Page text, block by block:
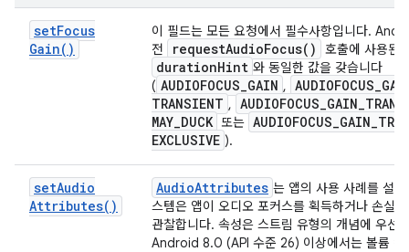
setFocus
Gain( )
이 필드는 모든 요청에서 필수사항입니다.
전
requestAudioFocus( ) 호출에 사용된
durationHint 와 동일한 값을 갖습니다
( AUDIOFOCUS_GAIN , AUDIOFOCUS_
TRANSIENT , AUDIOFOCUS_GAIN_
MAY_DUCK 또는 AUDIOFOCUS_GAIN_
EXCLUSIVE ).
setAudio
Attributes( )
AudioAttributes 는 앱의 사용 사례를 설
스템은 앱이 오디오 포커스를 획득하거나 손실
관찰합니다. 속성은 스트림 유형의 개념에 우선
Android 8.0 (API 수준 26) 이상에서는 볼륨 컨